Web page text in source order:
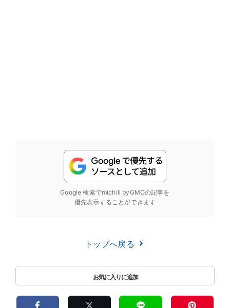
Google 検索でmichill byGMOの記事を
優先表示することができます
トップへ戻る